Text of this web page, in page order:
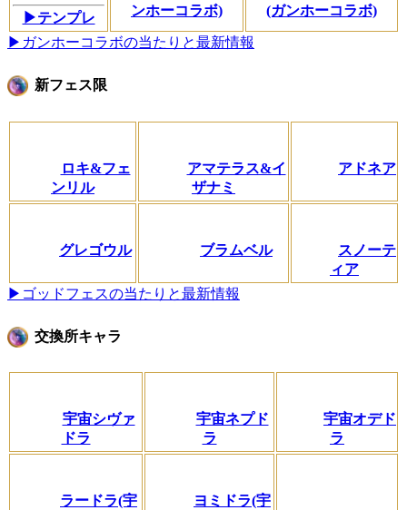
▶テンプレ
ンホーコラボ)
(ガンホーコラボ)
▶ガンホーコラボの当たりと最新情報
新フェス限
ロキ&フェ
ンリル
アマテラス&イ
ザナミ
アドネア
グレゴウル ブラムベル
スノーテ
ィア
▶ゴッドフェスの当たりと最新情報
交換所キャラ
宇宙シヴァ
ドラ
宇宙ネプド
ラ
宇宙オデド
ラ
ラードラ(宇
ヨミドラ(宇